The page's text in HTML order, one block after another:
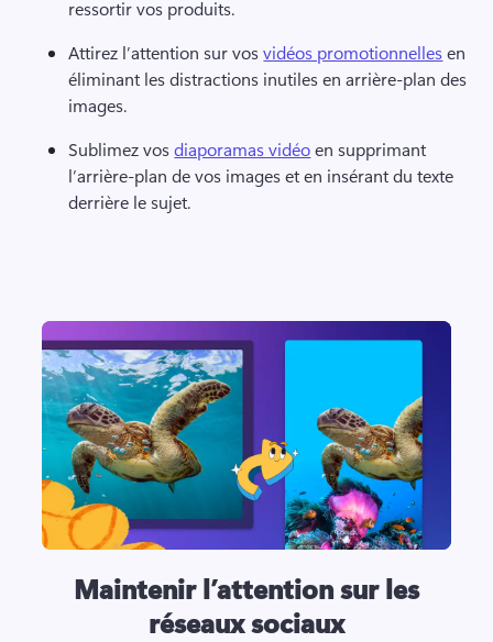
ressortir vos produits.
Attirez l’attention sur vos vidéos promotionnelles en
éliminant les distractions inutiles en arrière-plan des
images.
Sublimez vos diaporamas vidéo en supprimant
l’arrière-plan de vos images et en insérant du texte
derrière le sujet.
Maintenir l’attention sur les
réseaux sociaux